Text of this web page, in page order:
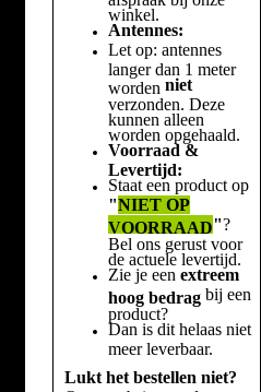
winkel.
Antennes:
Let op: antennes
langer dan 1 meter
worden niet
verzonden. Deze
kunnen alleen
worden opgehaald.
Voorraad &
Levertijd:
Staat een product op
"NIET OP
VOORRAAD"?
Bel ons gerust voor
de actuele levertijd.
Zie je een extreem
hoog bedragbij een
product?
Dan is dit helaas niet
meer leverbaar.
Lukt het bestellen niet?